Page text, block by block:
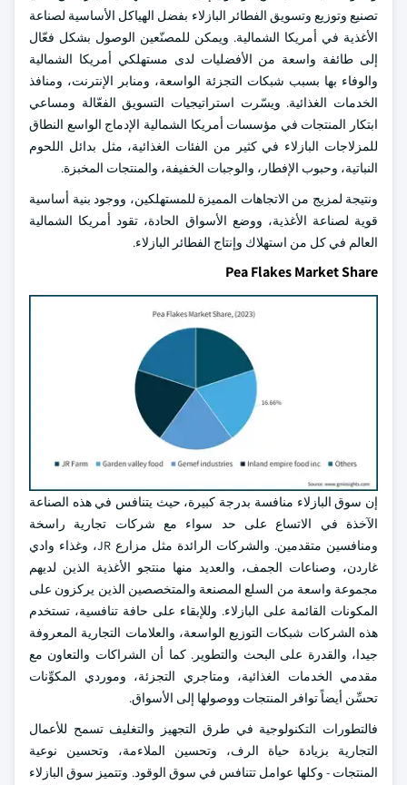
تصنيع وتوزيع وتسويق الفطائر البازلاء بفضل الهياكل الأساسية لصناعة
الأغذية في أمريكا الشمالية. ويمكن للمصنّعين الوصول بشكل فعّال
إلى طائفة واسعة من الأفضليات لدى مستهلكي أمريكا الشمالية
والوفاء بها بسبب شبكات التجزئة الواسعة، ومنابر الإنترنت، ومنافذ
الخدمات الغذائية. ويسّرت استراتيجيات التسويق الفعّالة ومساعي
ابتكار المنتجات في مؤسسات أمريكا الشمالية الإدماج الواسع النطاق
للمزلاجات البازلاء في كثير من الفئات الغذائية، مثل بدائل اللحوم
النباتية، وحبوب الإفطار، والوجبات الخفيفة، والمنتجات المخبزة.
ونتيجة لمزيج من الاتجاهات المميزة للمستهلكين، ووجود بنية أساسية
قوية لصناعة الأغذية، ووضع الأسواق الحادة، تقود أمريكا الشمالية
العالم في كل من استهلاك وإنتاج الفطائر البازلاء.
Pea Flakes Market Share
إن سوق البازلاء منافسة بدرجة كبيرة، حيث يتنافس في هذه الصناعة
الآخذة في الاتساع على حد سواء مع شركات تجارية راسخة
ومنافسين متقدمين. والشركات الرائدة مثل مزارع JR، وغذاء وادي
غاردن، وصناعات الجمف، والعديد منها منتجو الأغذية الذين لديهم
مجموعة واسعة من السلع المصنعة والمتخصصين الذين يركزون على
المكونات القائمة على البازلاء. وللإبقاء على حافة تنافسية، تستخدم
هذه الشركات شبكات التوزيع الواسعة، والعلامات التجارية المعروفة
جيدا، والقدرة على البحث والتطوير. كما أن الشراكات والتعاون مع
مقدمي الخدمات الغذائية، ومتاجري التجزئة، وموردي المكوِّنات
تحسِّن أيضاً توافر المنتجات ووصولها إلى الأسواق.
فالتطورات التكنولوجية في طرق التجهيز والتغليف تسمح للأعمال
التجارية بزيادة حياة الرف، وتحسين الملاءمة، وتحسين نوعية
المنتجات - وكلها عوامل تتنافس في سوق الوقود. وتتميز سوق البازلاء